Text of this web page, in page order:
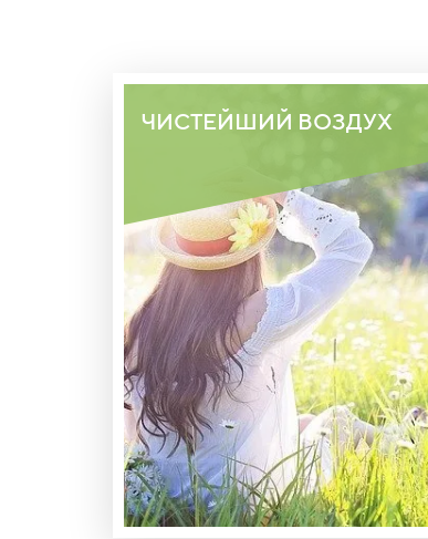
ЧИСТЕЙШИЙ ВОЗДУХ
ВДДАЛИ ОТ ГОРОДСКОЙ СУЕТЫ,
НАЕДИНЕ С ПРИРОДОЙ